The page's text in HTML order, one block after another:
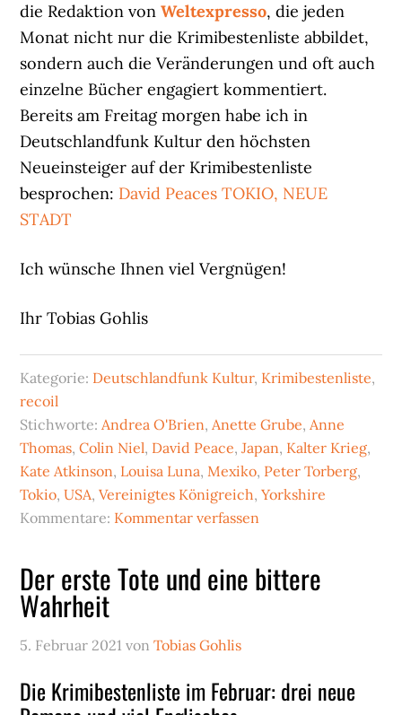
die Redaktion vonWeltexpresso, die jeden
Monat nicht nur die Krimibestenliste abbildet,
sondern auch die Veränderungen und oft auch
einzelne Bücher engagiert kommentiert.
Bereits am Freitag morgen habe ich in
Deutschlandfunk Kultur den höchsten
Neueinsteiger auf der Krimibestenliste
besprochen: David Peaces TOKIO, NEUE
STADT
Ich wünsche Ihnen viel Vergnügen!
Ihr Tobias Gohlis
Kategorie: Deutschlandfunk Kultur, Krimibestenliste,
recoil
Stichworte:Andrea O'Brien,Anette Grube,Anne
Thomas,Colin Niel, David Peace,Japan, Kalter Krieg,
Kate Atkinson, Louisa Luna,Mexiko, Peter Torberg,
Tokio,USA,Vereinigtes Königreich,Yorkshire
Kommentare: Kommentar verfassen
Der erste Tote und eine bittere
Wahrheit
5. Februar 2021 vonTobias Gohlis
Die Krimibestenliste im Februar: drei neue